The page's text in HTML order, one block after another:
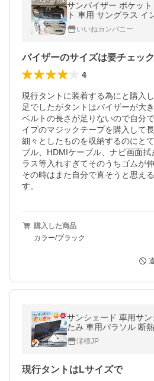
サンバイザー ポケッ
ト 車用 サングラス イ
ド ETCカード 高級 便利
いいねカンパニー
バイザーのサイズは要チェック
4
現行タントに装着する為にと購入
足でしたがタントはバイザーが大
ベルトの長さが足りないので自分
イプのマジックテープを購入して
細々としたものを収納するのにと
ブル、HDMIケーブル、ナビ画面
ラス等入れすぎてそのうちゴムが
その時はまた自分で直そうと思え
す。
購入した商品
カラー/ブラック
サンシェード 車用サ
たみ 車用パラソル 断
日よけ UVカット 遮光
ミニバン 車中泊 仮眠
澪標JP
現行タントはLサイズで